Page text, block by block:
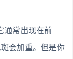
通常出现在前
会加重。但是你